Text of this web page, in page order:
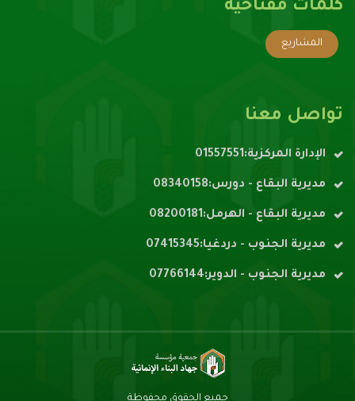
كلمات مفتاحية
المشاريع
تواصل معنا
الإدارة المركزية:01557551
مديرية البقاع - دورس:08340158
مديرية البقاع - الهرمل:08200181
مديرية الجنوب - دردغيا:07415345
مديرية الجنوب - الدوير:07766144
جميع الحقوق محفوظة